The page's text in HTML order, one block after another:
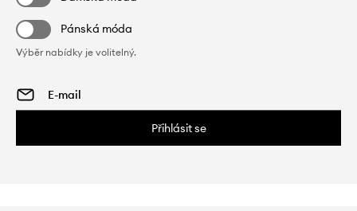
Pánská móda
Výběr nabídky je volitelný.
Přihlásit se